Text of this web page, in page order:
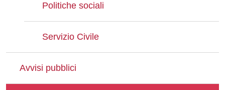
Politiche sociali
Servizio Civile
Avvisi pubblici